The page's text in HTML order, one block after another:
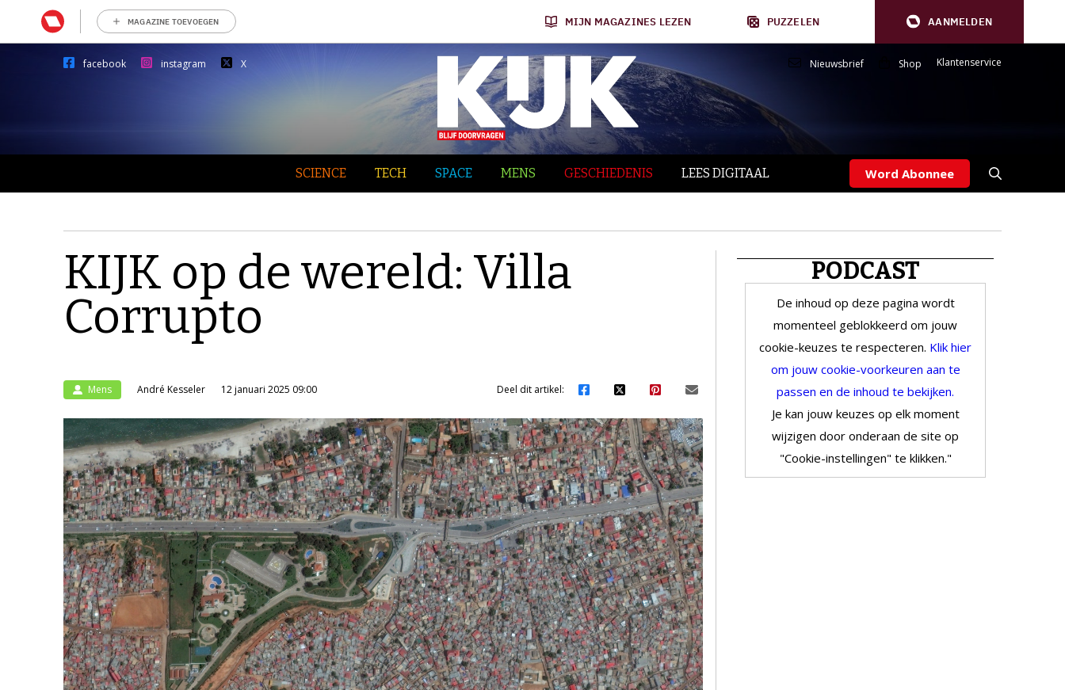
MAGAZINE TOEVOEGEN MIJN MAGAZINES LEZEN PUZZELEN AANMELDEN
facebook instagram X Nieuwsbrief Shop Klantenservice
SCIENCE TECH SPACE MENS GESCHIEDENIS LEES DIGITAAL Word Abonnee
KIJK op de wereld: Villa
Corrupto
Mens André Kesseler 12 januari 2025 09:00 Deel dit artikel:
PODCAST
De inhoud op deze pagina wordt
momenteel geblokkeerd om jouw
cookie-keuzes te respecteren. Klik hier
om jouw cookie-voorkeuren aan te
passen en de inhoud te bekijken.
Je kan jouw keuzes op elk moment
wijzigen door onderaan de site op
"Cookie-instellingen" te klikken."